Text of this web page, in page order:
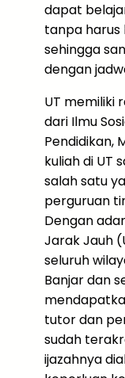
dapat
tanpa harus
sehingga
dengan
UT memiliki
dari Ilmu
Pendidikan,
kuliah di UT
salah satu
perguruan
Dengan
Jarak Jauh
seluruh
Banjar dan
tutor dan
sudah
ijazahnya